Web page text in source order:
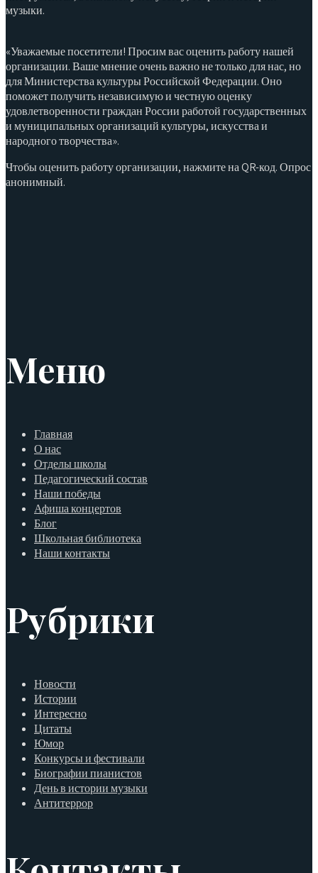
музыки.
«Уважаемые посетители! Просим вас оценить работу нашей
организации. Ваше мнение очень важно не только для нас, но
для Министерства культуры Российской Федерации. Оно
поможет получить независимую и честную оценку
удовлетворенности граждан России работой государственных
и муниципальных организаций культуры, искусства и
народного творчества».
Чтобы оценить работу организации, нажмите на QR-код. Опрос
анонимный.
Меню
Главная
О нас
Отделы школы
Педагогический состав
Наши победы
Афиша концертов
Блог
Школьная библиотека
Наши контакты
Рубрики
Новости
Истории
Интересно
Цитаты
Юмор
Конкурсы и фестивали
Биографии пианистов
День в истории музыки
Антитеррор